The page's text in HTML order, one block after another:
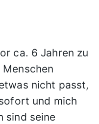
ca. 6 Jahren zu
nicht passt,
und mich
sind seine